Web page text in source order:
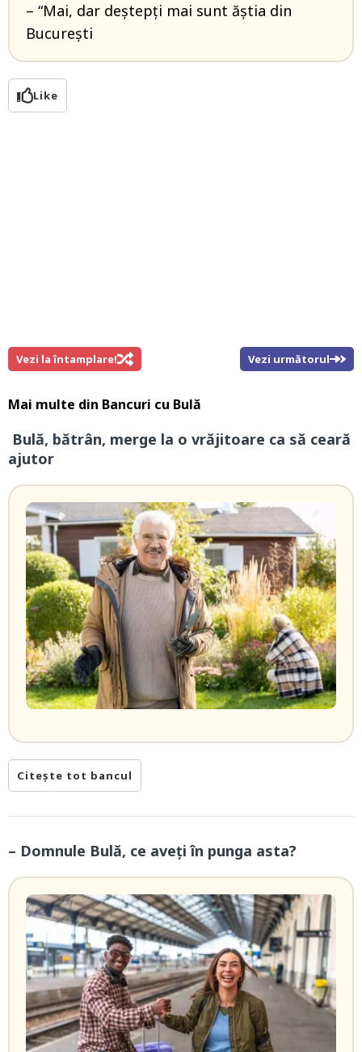
– “Mai, dar deștepți mai sunt ăștia din
București
Like
Vezi la întamplare! Vezi următorul
Mai multe din Bancuri cu Bulă
Bulă, bătrân, merge la o vrăjitoare ca să ceară
ajutor
Citește tot bancul
– Domnule Bulă, ce aveți în punga asta?